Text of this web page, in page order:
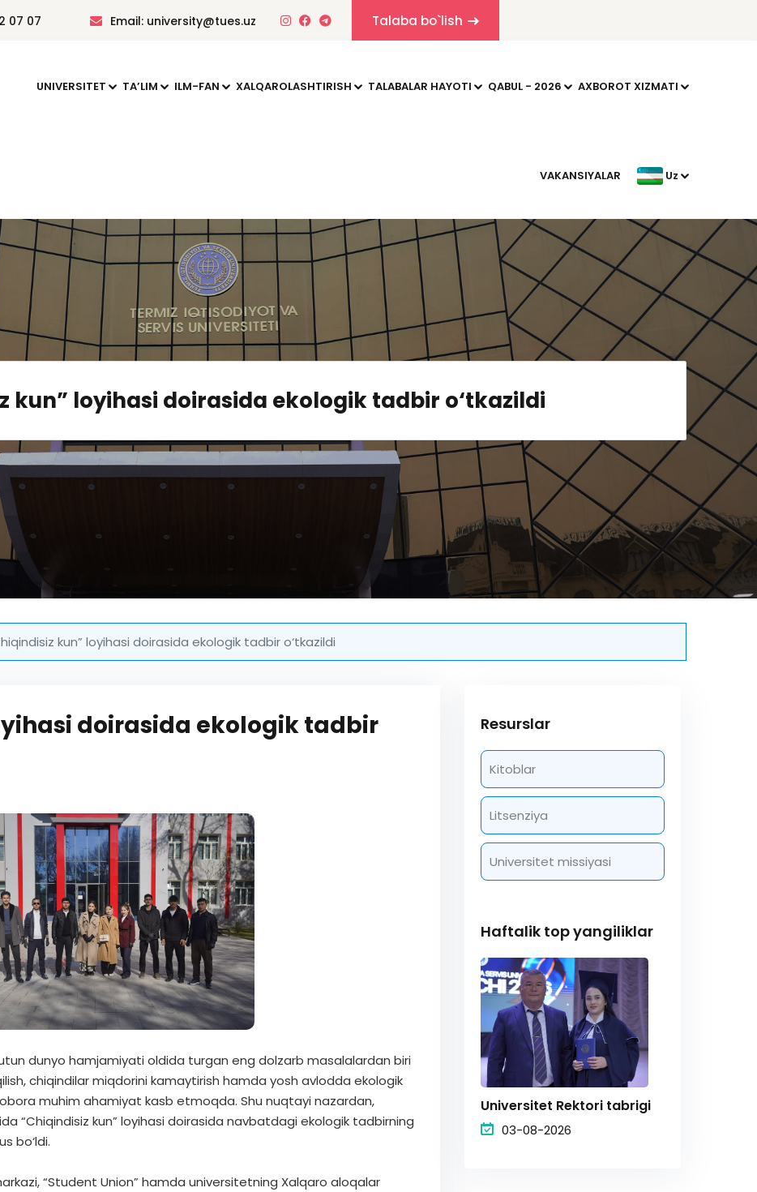
07 07 Email: university@tues.uz Talaba bo`lish
UNIVERSITET TAʼLIM ILM-FAN XALQAROLASHTIRISH TALABALAR HAYOTI QABUL - 2026 AXBOROT XIZMATI
VAKANSIYALAR Uz
kun” loyihasi doirasida ekologik tadbir o‘tkazildi
kun” loyihasi doirasida ekologik tadbir o‘tkazildi
doirasida ekologik tadbir
dunyo hamjamiyati oldida turgan eng dolzarb masalalardan biri
chiqindilar miqdorini kamaytirish hamda yosh avlodda ekologik
muhim ahamiyat kasb etmoqda. Shu nuqtayi nazardan,
“Chiqindisiz kun” loyihasi doirasida navbatdagi ekologik tadbirning
bo‘ldi.
“Student Union” hamda universitetning Xalqaro aloqalar
Resurslar
Kitoblar
Litsenziya
Universitet missiyasi
Haftalik top yangiliklar
Universitet Rektori tabrigi
03-08-2026